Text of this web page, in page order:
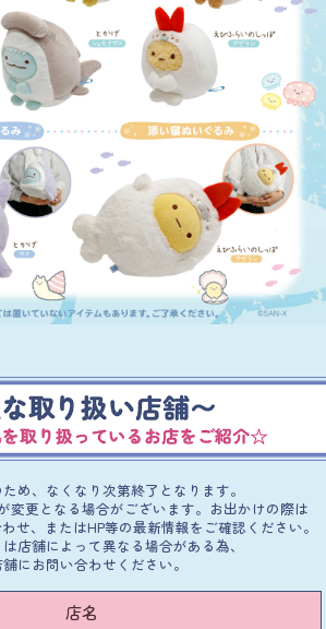
め、なくなり次第終了となります。
変更となる場合がございます。お出かけの際は
せ、またはHP等の最新情報をご確認ください。
店舗によって異なる場合がある為、
にお問い合わせください。
店名